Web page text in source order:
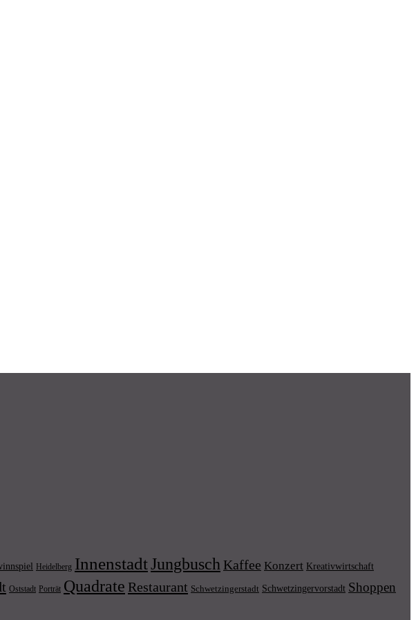
Heidelberg InnenstadtJungbusch Kaffee Konzert Kreativwirtschaft
Oststadt Porträt Quadrate Restaurant Schwetzingerstadt Schwetzingervorstadt Shoppen